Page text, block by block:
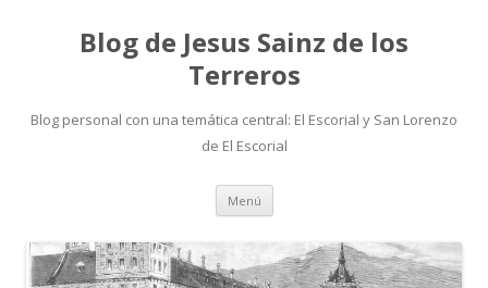
Blog de Jesus Sainz de los
Terreros
Blog personal con una temática central: El Escorial y San Lorenzo
de El Escorial
Menú Saltar
contenido